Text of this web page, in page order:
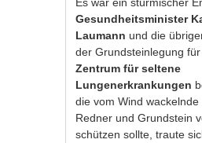
Gesundheitsminister
Laumann und die
der Grundsteinlegung
Zentrum für seltene
Lungenerkrankungen
die vom Wind
Redner und Grundstein
schützen sollte, traute